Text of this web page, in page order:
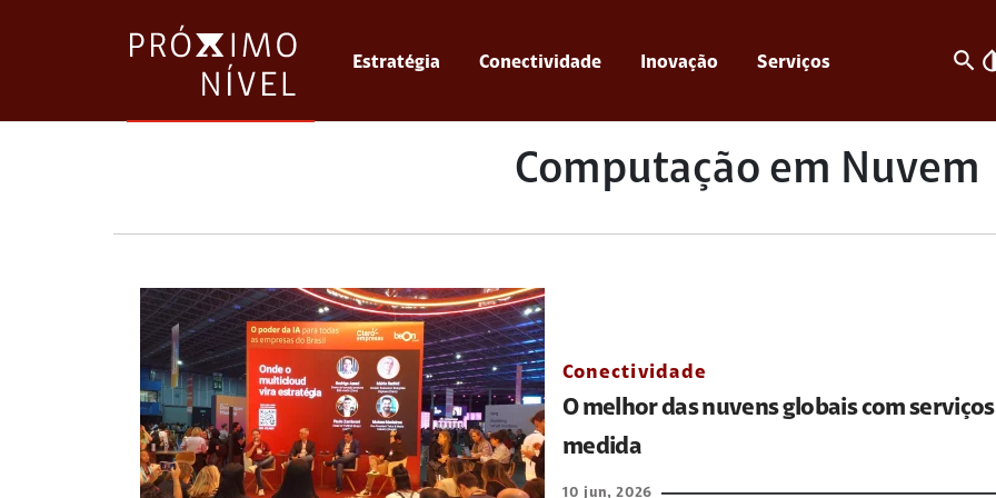
Estratégia Conectividade Inovação Serviços search
Computação em Nuvem
Conectividade
O melhor das nuvens globais com
medida
10 jun, 2026